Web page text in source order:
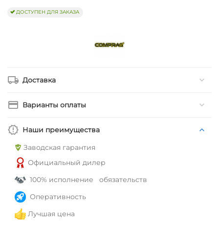
ДОСТУПЕН ДЛЯ ЗАКАЗА
Доставка
Варианты оплаты
Наши преимущества
Заводская гарантия
Официальный дилер
100% исполнение обязательств
Оперативность
Лучшая цена